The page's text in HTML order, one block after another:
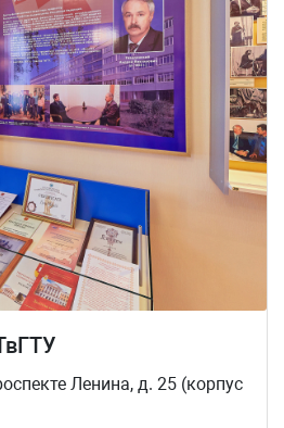
Ленина, д. 25 (корпус